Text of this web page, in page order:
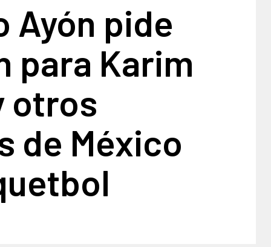
Ayón pide
para Karim
otros
de México